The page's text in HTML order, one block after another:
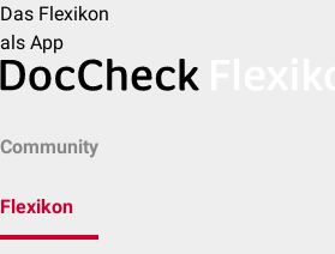
Das Flexikon
als App
Community
Flexikon